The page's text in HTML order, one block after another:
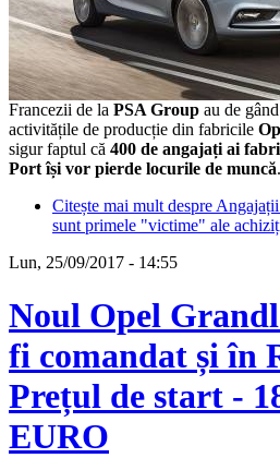
Francezii de la PSA Group au de
activitățile de producție din fabricile
sigur faptul că 400 de angajați ai
Port își vor pierde locurile de muncă.
Citește mai mult despre
sunt primele "victime" ale
Lun, 25/09/2017 - 14:55
Noul Opel
fi comandat și în
Prețul de start -
EURO